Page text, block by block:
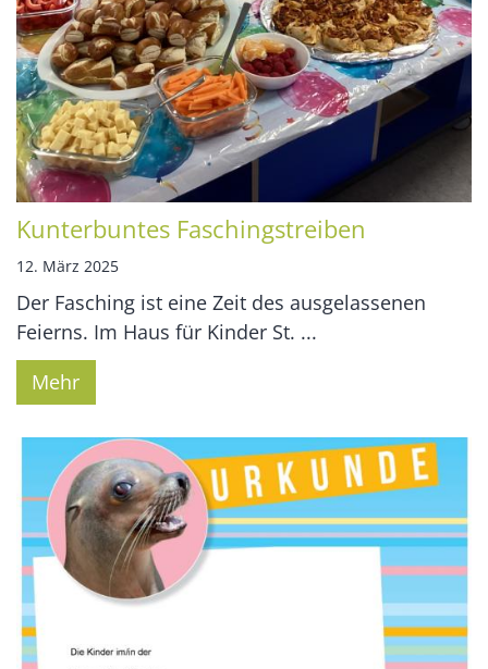
Kunterbuntes Faschingstreiben
12. März 2025
Der Fasching ist eine Zeit des ausgelassenen
Feierns. Im Haus für Kinder St. ...
Mehr